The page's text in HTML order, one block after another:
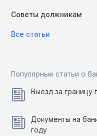
Советы должникам
Все статьи
Популярные статьи о
Выезд за границу
Документы на
году